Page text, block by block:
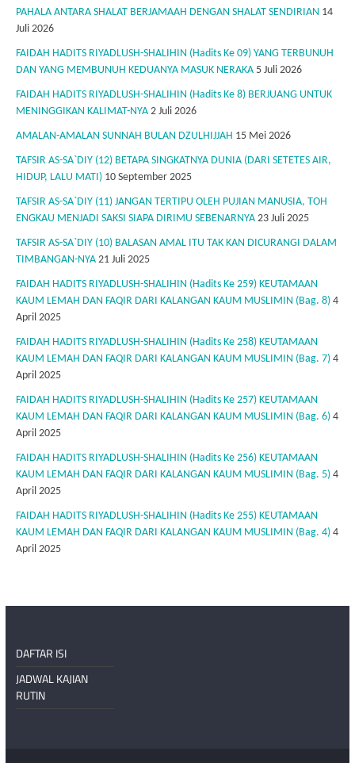
PAHALA ANTARA SHALAT BERJAMAAH DENGAN SHALAT SENDIRIAN 14
Juli 2026
FAIDAH HADITS RIYADLUSH-SHALIHIN (Hadits Ke 09) YANG TERBUNUH
DAN YANG MEMBUNUH KEDUANYA MASUK NERAKA 5 Juli 2026
FAIDAH HADITS RIYADLUSH-SHALIHIN (Hadits Ke 8) BERJUANG UNTUK
MENINGGIKAN KALIMAT-NYA 2 Juli 2026
AMALAN-AMALAN SUNNAH BULAN DZULHIJJAH 15 Mei 2026
TAFSIR AS-SA`DIY (12) BETAPA SINGKATNYA DUNIA (DARI SETETES AIR,
HIDUP, LALU MATI) 10 September 2025
TAFSIR AS-SA`DIY (11) JANGAN TERTIPU OLEH PUJIAN MANUSIA, TOH
ENGKAU MENJADI SAKSI SIAPA DIRIMU SEBENARNYA 23 Juli 2025
TAFSIR AS-SA`DIY (10) BALASAN AMAL ITU TAK KAN DICURANGI DALAM
TIMBANGAN-NYA 21 Juli 2025
FAIDAH HADITS RIYADLUSH-SHALIHIN (Hadits Ke 259) KEUTAMAAN
KAUM LEMAH DAN FAQIR DARI KALANGAN KAUM MUSLIMIN (Bag. 8) 4
April 2025
FAIDAH HADITS RIYADLUSH-SHALIHIN (Hadits Ke 258) KEUTAMAAN
KAUM LEMAH DAN FAQIR DARI KALANGAN KAUM MUSLIMIN (Bag. 7) 4
April 2025
FAIDAH HADITS RIYADLUSH-SHALIHIN (Hadits Ke 257) KEUTAMAAN
KAUM LEMAH DAN FAQIR DARI KALANGAN KAUM MUSLIMIN (Bag. 6) 4
April 2025
FAIDAH HADITS RIYADLUSH-SHALIHIN (Hadits Ke 256) KEUTAMAAN
KAUM LEMAH DAN FAQIR DARI KALANGAN KAUM MUSLIMIN (Bag. 5) 4
April 2025
FAIDAH HADITS RIYADLUSH-SHALIHIN (Hadits Ke 255) KEUTAMAAN
KAUM LEMAH DAN FAQIR DARI KALANGAN KAUM MUSLIMIN (Bag. 4) 4
April 2025
DAFTAR ISI
JADWAL KAJIAN
RUTIN